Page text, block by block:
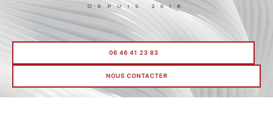
DEPUIS 2016
06 46 41 23 83
NOUS CONTACTER